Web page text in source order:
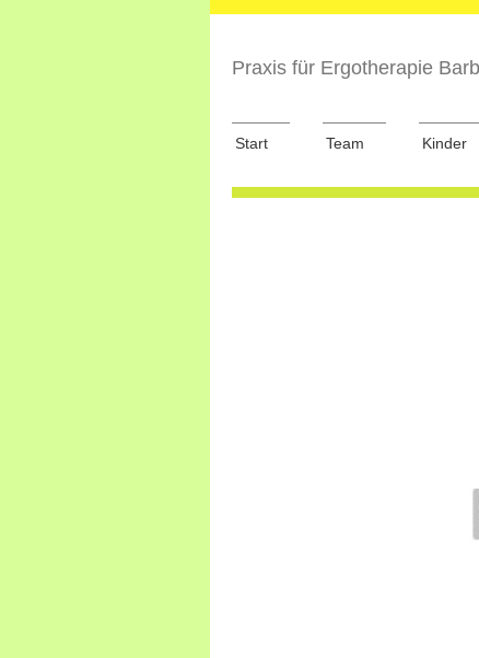
Praxis für Ergotherapie
Start Team Kinder